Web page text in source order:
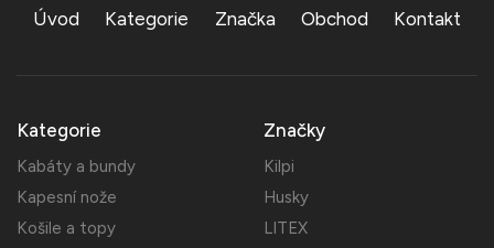
Úvod Kategorie Značka Obchod Kontakt
Kategorie
Kabáty a bundy
Kapesní nože
Košile a topy
Značky
Kilpi
Husky
LITEX